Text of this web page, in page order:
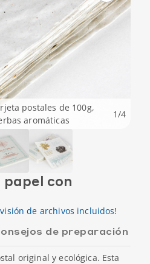
postales de 100g,
aromáticas
1/4
con
de archivos incluidos!
de preparación
original y ecológica. Esta